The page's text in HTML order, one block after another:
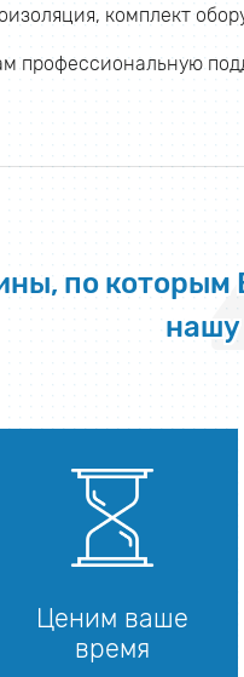
комплект
профессиональную
по которым
Ценим ваше
время